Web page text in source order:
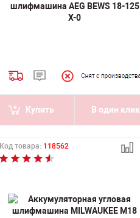
шлифмашина AEG BEWS 18-125
X-0
Купить В один клик
Код товара: 118562